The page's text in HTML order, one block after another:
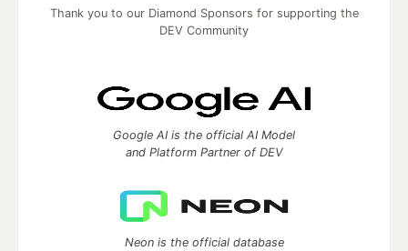
Thank you to our Diamond Sponsors for supporting the
DEV Community
Google AI is the official AI Model
and Platform Partner of DEV
Neon is the official database